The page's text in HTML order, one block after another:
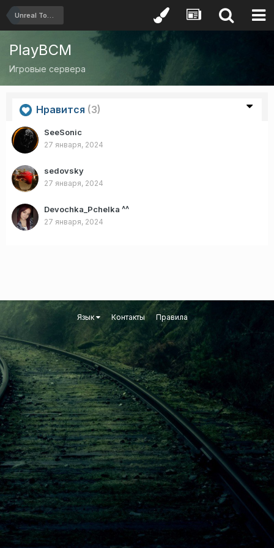
Unreal Tournament
PlayBCM
Игровые сервера
Нравится (3)
SeeSonic
27 января, 2024
sedovsky
27 января, 2024
Devochka_Pchelka ^^
27 января, 2024
Язык Контакты Правила